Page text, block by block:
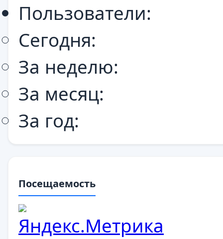
Пользователи:
Сегодня:
За неделю:
За месяц:
За год:
Посещаемость